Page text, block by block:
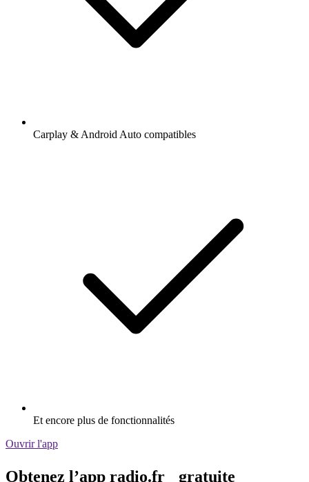
Carplay & Android Auto compatibles
Et encore plus de fonctionnalités
Ouvrir l'app
Obtenez l’app radio.fr gratuite